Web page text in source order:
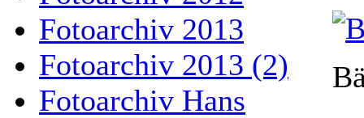
Fotoarchiv 2013
Fotoarchiv 2013 (2)
Fotoarchiv Hans